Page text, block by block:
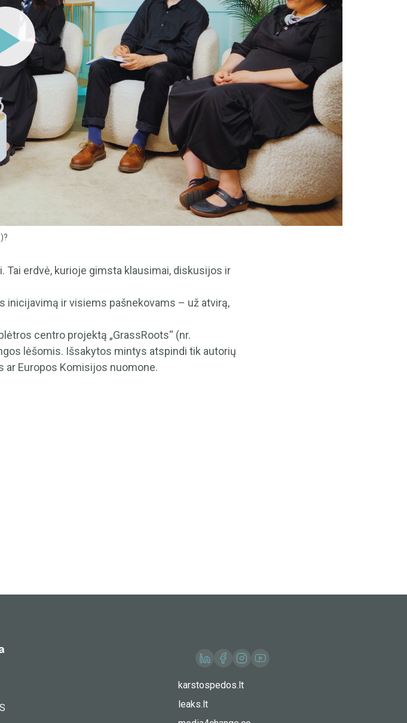
Tai erdvė, kurioje gimsta klausimai, diskusijos ir
inicijavimą ir visiems pašnekovams – už atvirą,
centro projektą „GrassRoots“ (nr.
lėšomis. Išsakytos mintys atspindi tik autorių
ar Europos Komisijos nuomone.
karstospedos.lt
leaks.lt